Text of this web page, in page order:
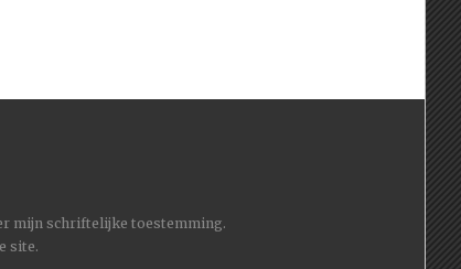
mijn schriftelijke toestemming.
site.